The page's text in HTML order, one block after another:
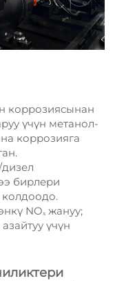
коррозиясынан
үчүн метанол-
коррозияга
бирлери
колдоодо.
NOₓ жануу;
үчүн